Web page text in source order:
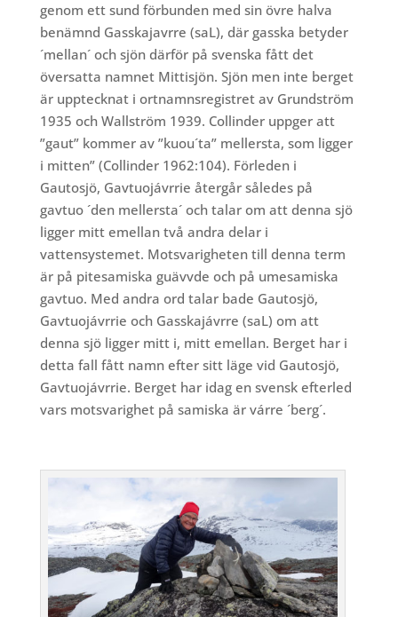
genom ett sund förbunden med sin övre halva
benämnd Gasskajavrre (saL), där gasska betyder
´mellan´ och sjön därför på svenska fått det
översatta namnet Mittisjön. Sjön men inte berget
är upptecknat i ortnamnsregistret av Grundström
1935 och Wallström 1939. Collinder uppger att
”gaut” kommer av ”kuou´ta” mellersta, som ligger
i mitten” (Collinder 1962:104). Förleden i
Gautosjö, Gavtuojávrrie återgår således på
gavtuo ´den mellersta´ och talar om att denna sjö
ligger mitt emellan två andra delar i
vattensystemet. Motsvarigheten till denna term
är på pitesamiska guävvde och på umesamiska
gavtuo. Med andra ord talar bade Gautosjö,
Gavtuojávrrie och Gasskajávrre (saL) om att
denna sjö ligger mitt i, mitt emellan. Berget har i
detta fall fått namn efter sitt läge vid Gautosjö,
Gavtuojávrrie. Berget har idag en svensk efterled
vars motsvarighet på samiska är várre ´berg´.